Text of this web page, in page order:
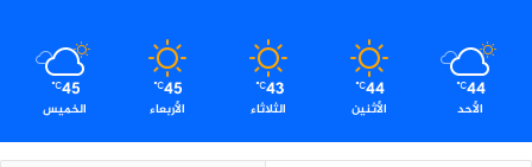
44
℃
الأحد
44
℃
الأثنين
43
℃
الثلاثاء
45
℃
الأربعاء
45
℃
الخميس